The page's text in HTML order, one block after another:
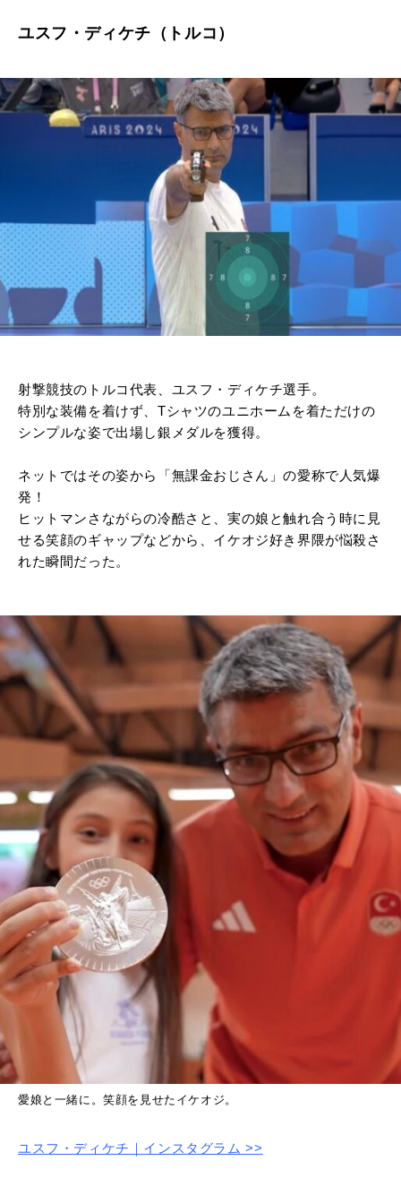
ユスフ・ディケチ（トルコ）
射撃競技のトルコ代表、ユスフ・ディケチ選手。
特別な装備を着けず、Tシャツのユニホームを着ただけの
シンプルな姿で出場し銀メダルを獲得。
ネットではその姿から「無課金おじさん」の愛称で人気爆
発！
ヒットマンさながらの冷酷さと、実の娘と触れ合う時に見
せる笑顔のギャップなどから、イケオジ好き界隈が悩殺さ
れた瞬間だった。
愛娘と一緒に。笑顔を見せたイケオジ。
ユスフ・ディケチ｜インスタグラム >>